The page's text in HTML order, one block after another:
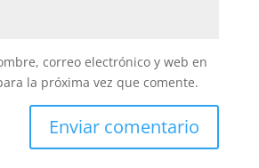
correo electrónico y web en
la próxima vez que comente.